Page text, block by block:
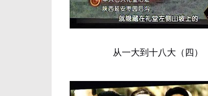
从一大到十八大（四）